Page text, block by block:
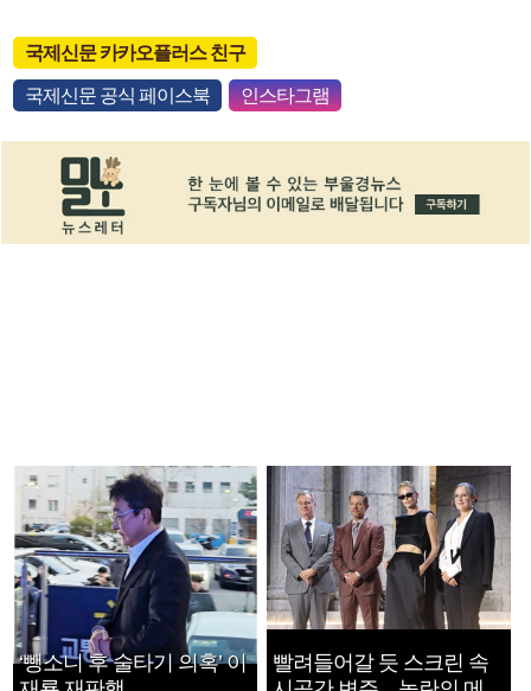
국제신문 카카오플러스 친구
국제신문 공식 페이스북 인스타그램
‘뺑소니 후 술타기 의혹’ 이
빨려들어갈 듯 스크린 속